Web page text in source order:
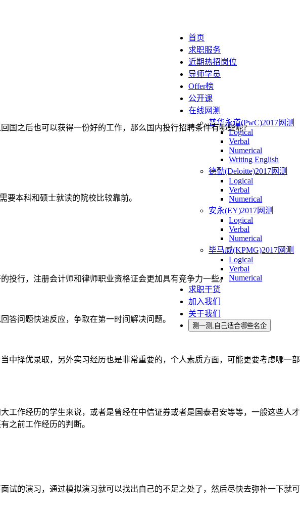
首页
求职服务
近期热招岗位
导师学员
Offer榜
公开课
在线网测
普华永道(PwC)2017网测
Logical
Verbal
Numerical
Writing English
德勤(Deloitte)2017网测
Logical
Verbal
Numerical
安永(EY)2017网测
Logical
Verbal
Numerical
毕马威(KPMG)2017网测
Logical
Verbal
Numerical
求职干货
加入我们
关于我们
测一测,自己适合哪些名企
国之后也可以获得一份好的工作，那么国内投行招聘条件有哪些呢?
要本科和硕士就读的院校比较靠前。
行，注册会计师和律师职业资格证会更加具有竞争力一些。
答问题快速反应，争取在第一时间解决问题。
中择优录取，另外实习经历也是非常重要的，个人素质方面，可能更要考虑哪一部
工作经历的学生来说，或者是曾经在中信证券或者是国泰君安等等，一般这些人才
之前工作经历的判断。
试的演习，通过模拟演习就可以找出自己的不足之处了，然后尽快去弥补一下就可